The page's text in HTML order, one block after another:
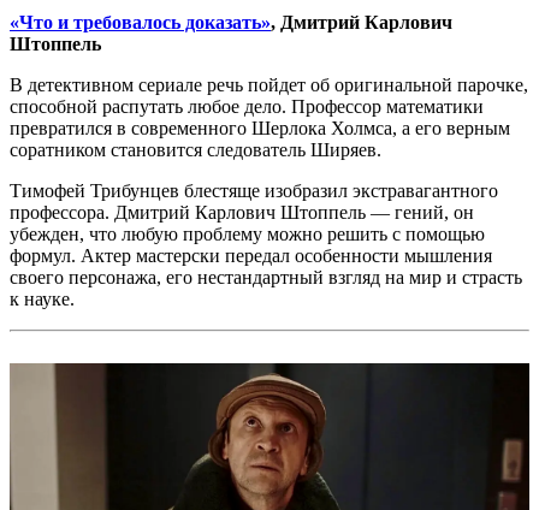
«Что и требовалось доказать», Дмитрий Карлович
Штоппель
В детективном сериале речь пойдет об оригинальной парочке,
способной распутать любое дело. Профессор математики
превратился в современного Шерлока Холмса, а его верным
соратником становится следователь Ширяев.
Тимофей Трибунцев блестяще изобразил экстравагантного
профессора. Дмитрий Карлович Штоппель — гений, он
убежден, что любую проблему можно решить с помощью
формул. Актер мастерски передал особенности мышления
своего персонажа, его нестандартный взгляд на мир и страсть
к науке.